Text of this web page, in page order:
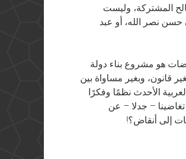
المشتركة، وليست
حسن نصر الله، أو عبد
هو مشروع بناء دولة
قانون، وبغير مساواة بين
الأحدث نظمًا وفكرًا
– جدلا – عن
إلى أنقاض؟!